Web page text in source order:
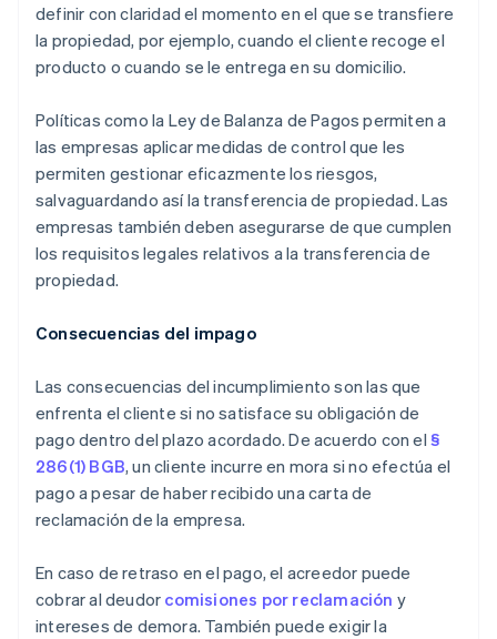
definir con claridad el momento en el que se transfiere
la propiedad, por ejemplo, cuando el cliente recoge el
producto o cuando se le entrega en su domicilio.
Políticas como la Ley de Balanza de Pagos permiten a
las empresas aplicar medidas de control que les
permiten gestionar eficazmente los riesgos,
salvaguardando así la transferencia de propiedad. Las
empresas también deben asegurarse de que cumplen
los requisitos legales relativos a la transferencia de
propiedad.
Consecuencias del impago
Las consecuencias del incumplimiento son las que
enfrenta el cliente si no satisface su obligación de
pago dentro del plazo acordado. De acuerdo con el§
286(1) BGB, un cliente incurre en mora si no efectúa el
pago a pesar de haber recibido una carta de
reclamación de la empresa.
En caso de retraso en el pago, el acreedor puede
cobrar al deudor comisiones por reclamación y
intereses de demora. También puede exigir la